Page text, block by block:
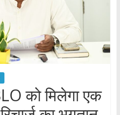
को मिलेगा एक